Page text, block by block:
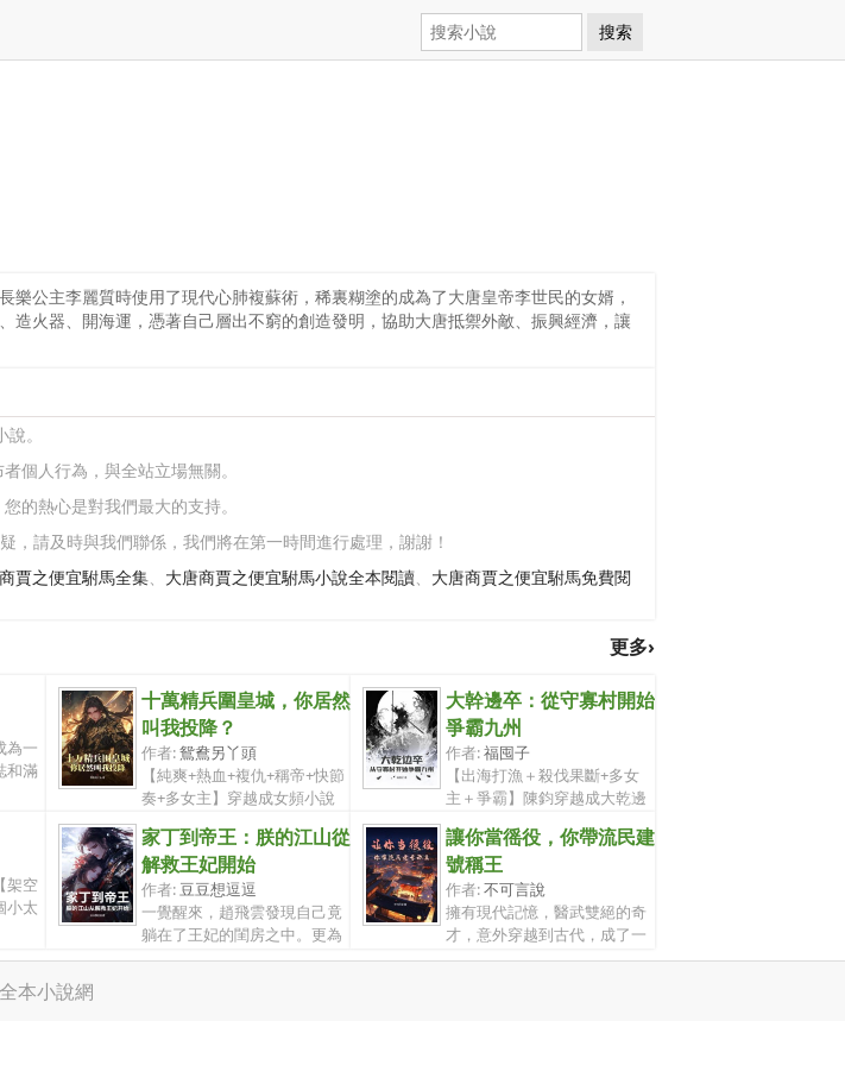
搜索
公主李麗質時使用了現代心肺複蘇術，稀裏糊塗的成為了大唐皇帝李世民的女婿，
火器、開海運，憑著自己層出不窮的創造發明，協助大唐抵禦外敵、振興經濟，讓
。
個人行為，與全站立場無關。
的熱心是對我們最大的支持。
，請及時與我們聯係，我們將在第一時間進行處理，謝謝！
賈之便宜駙馬全集、 大唐商賈之便宜駙馬小說全本閱讀、 大唐商賈之便宜駙馬免費閱
更多›
為一
和滿
十萬精兵圍皇城，你居然
叫我投降？
作者:鴛鴦另丫頭
【純爽+熱血+複仇+稱帝+快節
奏+多女主】穿越成女頻小說
大幹邊卒：從守寡村開始
爭霸九州
作者:福囤子
【出海打漁＋殺伐果斷+多女
主＋爭霸】陳鈞穿越成大乾邊
架空
小太
家丁到帝王：朕的江山從
解救王妃開始
作者:豆豆想逗逗
一覺醒來，趙飛雲發現自己竟
躺在了王妃的閨房之中。更為
悲催的是...
讓你當徭役，你帶流民建
號稱王
作者:不可言說
擁有現代記憶，醫武雙絕的奇
才，意外穿越到古代，成了一
名即將上...
全本小說網